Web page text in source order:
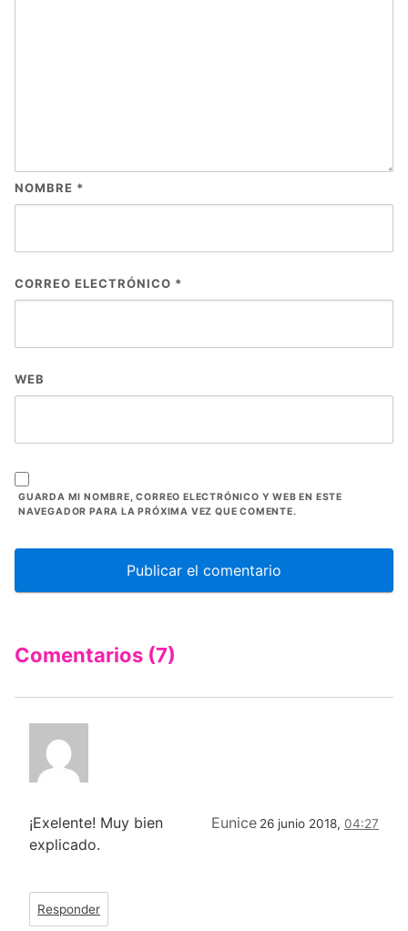
NOMBRE *
CORREO ELECTRÓNICO *
WEB
GUARDA MI NOMBRE, CORREO ELECTRÓNICO Y WEB EN ESTE
NAVEGADOR PARA LA PRÓXIMA VEZ QUE COMENTE.
Comentarios (7)
Eunice 26 junio 2018, 04:27
¡Exelente! Muy bien
explicado.
Responder